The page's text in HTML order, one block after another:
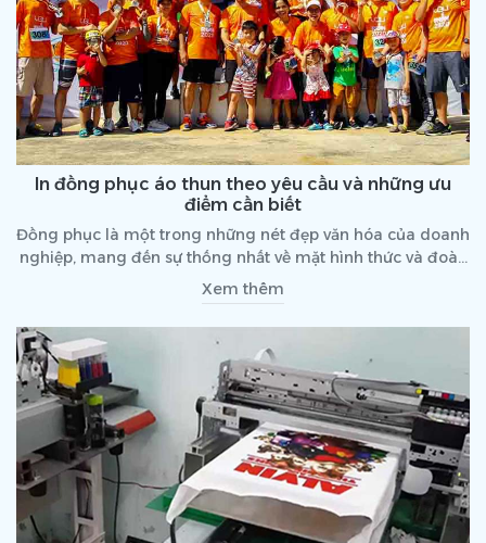
In đồng phục áo thun theo yêu cầu và những ưu
điểm cần biết
Đồng phục là một trong những nét đẹp văn hóa của doanh
nghiệp, mang đến sự thống nhất về mặt hình thức và đoàn
kết trong nội bộ. Chính vì thế, in đồng phục áo thun trở
thành một trong những dịch vụ khá phổ biến hiện nay. Vậy
đâu là những ưu điểm khi bạn lựa chọn in đồng phục theo
yêu cầu thay vì sử dụng các sản phẩm sẵn có?
Xem thêm